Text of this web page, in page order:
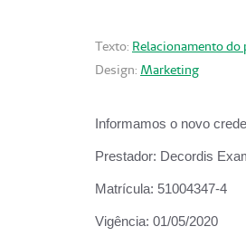
Texto: Relacionamento do
Design: Marketing
Informamos o novo
Prestador: Decordis
Matrícula: 51004347-4
Vigência: 01/05/2020